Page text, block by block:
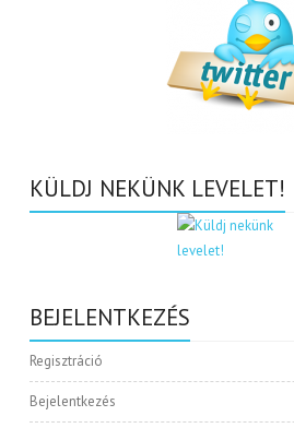
KÜLDJ NEKÜNK LEVELET!
BEJELENTKEZÉS
Regisztráció
Bejelentkezés